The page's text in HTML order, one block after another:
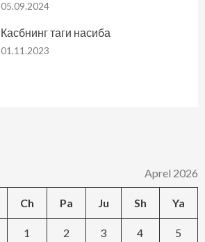
05.09.2024
Касбнинг таги насиба
01.11.2023
Aprel 2026
Ch Pa Ju Sh Ya
1 2 3 4 5